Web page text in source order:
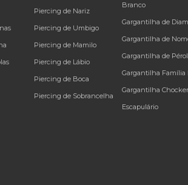
Piercing de Nariz
Piercing de Umbigo
Piercing de Mamilo
Piercing de Lábio
Piercing de Boca
Piercing de Sobrancelha
Branco
Gargantilha de
Gargantilha de
Gargantilha de
Gargantilha Família
Gargantilha Chocker
Escapulário